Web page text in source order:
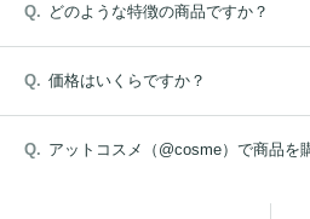
どのような特徴の商品ですか？
価格はいくらですか？
アットコスメ（@cosme）で商品を